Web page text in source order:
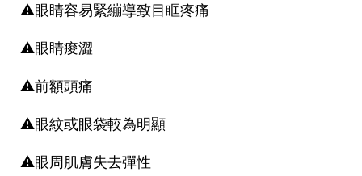
⚠️眼睛容易緊繃導致目眶疼痛
⚠️眼睛痠澀
⚠️前額頭痛
⚠️眼紋或眼袋較為明顯
⚠️眼周肌膚失去彈性